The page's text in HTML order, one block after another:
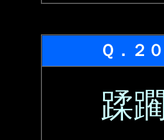
Ｑ．２０
蹂躙